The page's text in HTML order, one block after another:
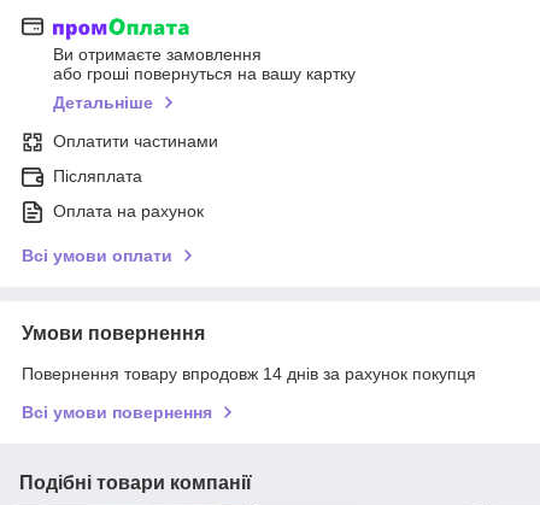
Ви отримаєте замовлення
або гроші повернуться на вашу картку
Детальніше
Оплатити частинами
Післяплата
Оплата на рахунок
Всі умови оплати
Умови повернення
Повернення товару впродовж 14 днів за рахунок покупця
Всі умови повернення
Подібні товари компанії